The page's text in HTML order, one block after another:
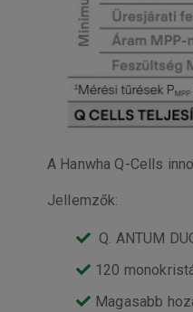
A Hanwha Q-Cells
Jellemzők:
Q. ANTUM
120
Magasabb